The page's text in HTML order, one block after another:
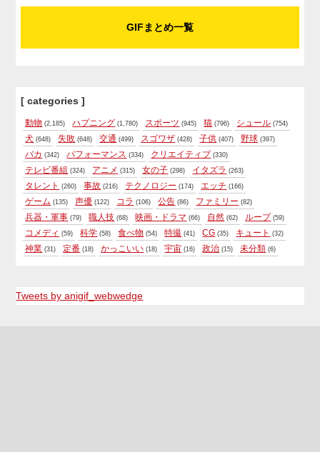
GIFまとめ一覧
[ categories ]
動物 (2,185) ハプニング (1,780) スポーツ (945) 猫 (796) シュール (754)
犬 (648) 失敗 (648) 交通 (499) スゴワザ (428) 子供 (407) 野球 (397)
バカ (342) パフォーマンス (334) クリエイティブ (330)
テレビ番組 (324) アニメ (315) 女の子 (298) イタズラ (263)
タレント (260) 事故 (216) テクノロジー (174) エッチ (166)
ゲーム (135) 声優 (122) コラ (106) 公告 (86) ファミリー (82)
兵器・軍事 (79) 職人技 (68) 映画・ドラマ (66) 自然 (62) ループ (59)
コメディ (59) 科学 (58) 食べ物 (54) 特撮 (41) CG (35) キュート (32)
神業 (31) 定番 (18) かっこいい (18) 宇宙 (16) 政治 (15) 未分類 (6)
Tweets by anigif_webwedge